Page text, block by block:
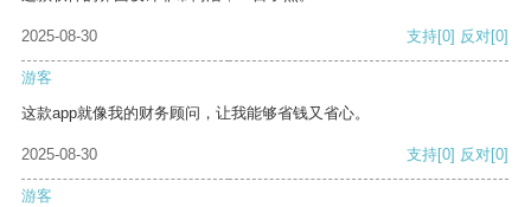
2025-08-30 支持[0] 反对[0]
游客
这款app就像我的财务顾问，让我能够省钱又省心。
2025-08-30 支持[0] 反对[0]
游客